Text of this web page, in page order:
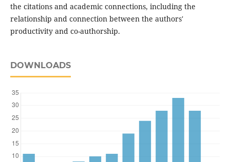
the citations and academic connections, including the
relationship and connection between the authors'
productivity and co-authorship.
DOWNLOADS